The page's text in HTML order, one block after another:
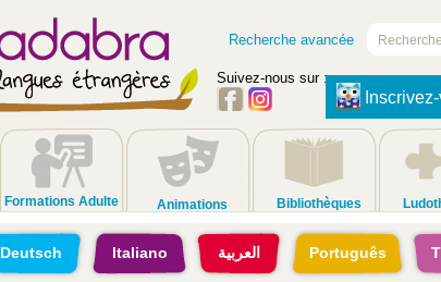
Recherche avancée
Suivez-nous sur :
Formations Adulte Animations Bibliothèques
Deutsch Italiano العربية Português